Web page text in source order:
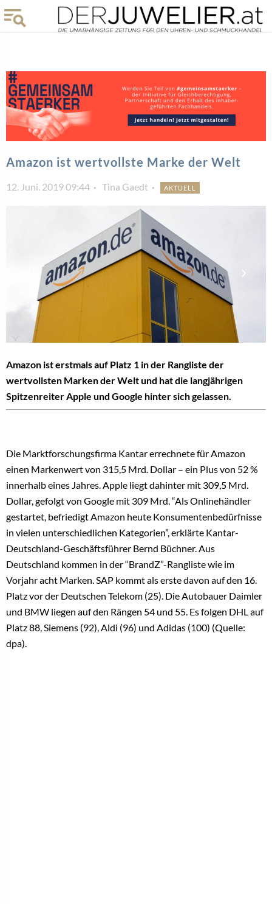
Amazon ist wertvollste Marke der Welt
12. Juni. 2019 09:44 Tina Gaedt AKTUELL
Amazon ist erstmals auf Platz 1 in der Rangliste der
wertvollsten Marken der Welt und hat die langjährigen
Spitzenreiter Apple und Google hinter sich gelassen.
Die Marktforschungsfirma Kantar errechnete für Amazon
einen Markenwert von 315,5 Mrd. Dollar – ein Plus von 52 %
innerhalb eines Jahres. Apple liegt dahinter mit 309,5 Mrd.
Dollar, gefolgt von Google mit 309 Mrd. “Als Onlinehändler
gestartet, befriedigt Amazon heute Konsumentenbedürfnisse
in vielen unterschiedlichen Kategorien”, erklärte Kantar-
Deutschland-Geschäftsführer Bernd Büchner. Aus
Deutschland kommen in der “BrandZ”-Rangliste wie im
Vorjahr acht Marken. SAP kommt als erste davon auf den 16.
Platz vor der Deutschen Telekom (25). Die Autobauer Daimler
und BMW liegen auf den Rängen 54 und 55. Es folgen DHL auf
Platz 88, Siemens (92), Aldi (96) und Adidas (100) (Quelle:
dpa).